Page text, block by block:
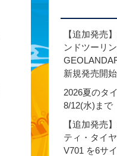
【追加発売
ンドツーリ
新規発売開始
2026夏のタ
8/12(水)まで
【追加発売
ティ・タイ
V701 を6サ